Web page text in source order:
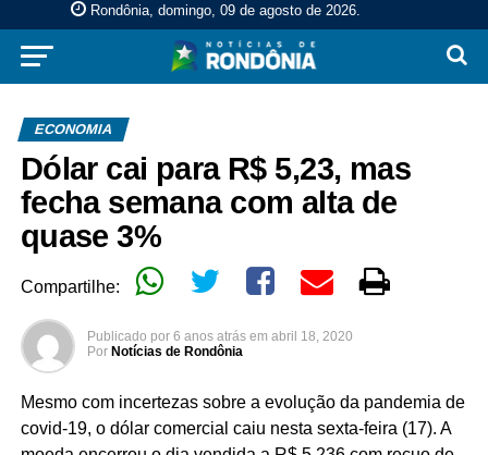
Rondônia, domingo, 09 de agosto de 2026.
ECONOMIA
Dólar cai para R$ 5,23, mas
fecha semana com alta de
quase 3%
Compartilhe:
Publicado por 6 anos atrás em abril 18, 2020
Por Notícias de Rondônia
Mesmo com incertezas sobre a evolução da pandemia de
covid-19, o dólar comercial caiu nesta sexta-feira (17). A